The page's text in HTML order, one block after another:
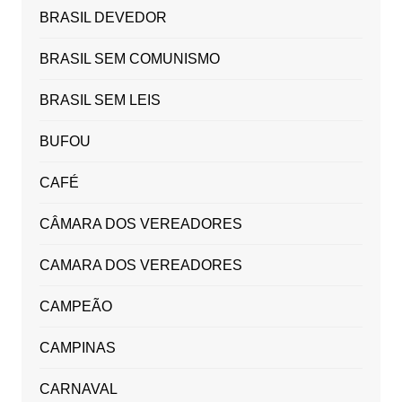
BRASIL DEVEDOR
BRASIL SEM COMUNISMO
BRASIL SEM LEIS
BUFOU
CAFÉ
CÂMARA DOS VEREADORES
CAMARA DOS VEREADORES
CAMPEÃO
CAMPINAS
CARNAVAL